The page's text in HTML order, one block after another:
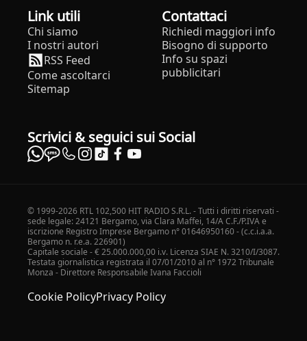
Link utili
Chi siamo
I nostri autori
RSS Feed
Come ascoltarci
Sitemap
Contattaci
Richiedi maggiori info
Bisogno di supporto
Info su spazi
pubblicitari
Scrivici & seguici sui Social
© 1999-2026 RTL 102,500 HIT RADIO S.R.L. - Tutti i diritti riservati -
sede legale: 24121 Bergamo, via Clara Maffei, 14/A C.F./P.IVA e
iscrizione Registro Imprese Bergamo n° 01646950160 - (c.c.i.a.a.
Bergamo n. r.e.a. 226901)
Capitale sociale - € 25.000.000,00 i.v. Licenza SIAE N. 3210/I/3087.
Testata giornalistica registrata il 07/01/2010 al n° 1972 Tribunale
Monza - Direttore Responsabile Ivana Faccioli
Cookie PolicyPrivacy Policy